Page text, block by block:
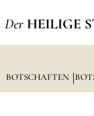
Der HEILIGE
BOTSCHAFTEN